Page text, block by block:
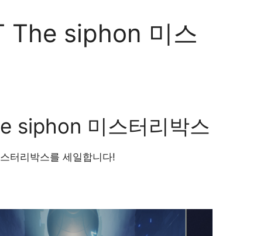
The siphon 미스
siphon 미스터리박스
터리박스를 세일합니다!